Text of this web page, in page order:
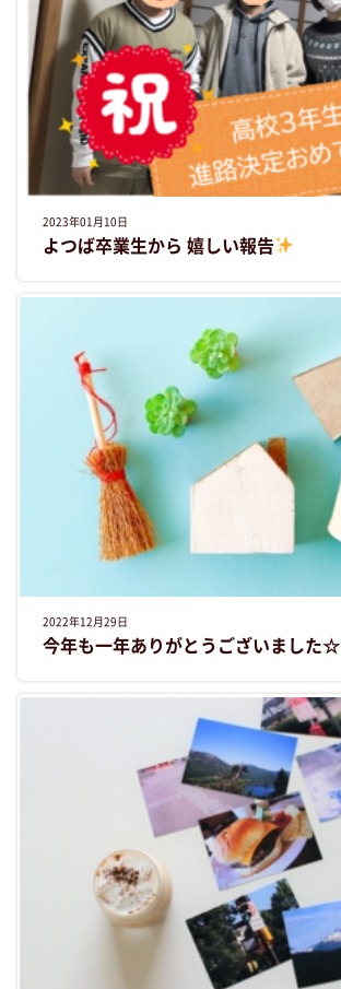
2023年01月10日
よつば卒業生から 嬉しい報告
2022年12月29日
今年も一年ありがとうございました☆